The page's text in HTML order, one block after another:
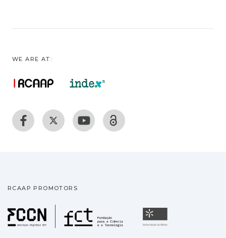
WE ARE AT:
RCAAP PROMOTORS
Fundação para a